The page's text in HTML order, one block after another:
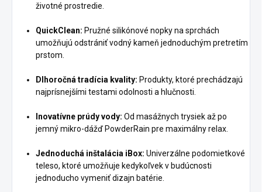
životné prostredie.
QuickClean: Pružné silikónové nopky na sprchách
umožňujú odstrániť vodný kameň jednoduchým pretretím
prstom.
Dlhoročná tradícia kvality: Produkty, ktoré prechádzajú
najprísnejšími testami odolnosti a hlučnosti.
Inovatívne prúdy vody: Od masážnych trysiek až po
jemný mikro-dážď PowderRain pre maximálny relax.
Jednoduchá inštalácia iBox: Univerzálne podomietkové
teleso, ktoré umožňuje kedykoľvek v budúcnosti
jednoducho vymeniť dizajn batérie.